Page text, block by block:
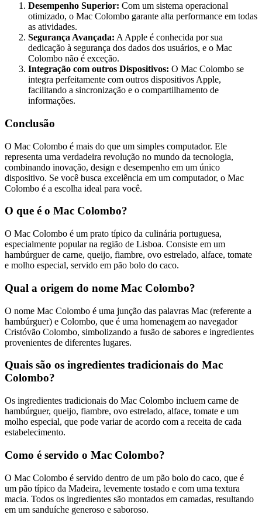
Desempenho Superior: Com um sistema operacional
otimizado, o Mac Colombo garante alta performance em todas
as atividades.
Segurança Avançada: A Apple é conhecida por sua
dedicação à segurança dos dados dos usuários, e o Mac
Colombo não é exceção.
Integração com outros Dispositivos: O Mac Colombo se
integra perfeitamente com outros dispositivos Apple,
facilitando a sincronização e o compartilhamento de
informações.
Conclusão
O Mac Colombo é mais do que um simples computador. Ele
representa uma verdadeira revolução no mundo da tecnologia,
combinando inovação, design e desempenho em um único
dispositivo. Se você busca excelência em um computador, o Mac
Colombo é a escolha ideal para você.
O que é o Mac Colombo?
O Mac Colombo é um prato típico da culinária portuguesa,
especialmente popular na região de Lisboa. Consiste em um
hambúrguer de carne, queijo, fiambre, ovo estrelado, alface, tomate
e molho especial, servido em pão bolo do caco.
Qual a origem do nome Mac Colombo?
O nome Mac Colombo é uma junção das palavras Mac (referente a
hambúrguer) e Colombo, que é uma homenagem ao navegador
Cristóvão Colombo, simbolizando a fusão de sabores e ingredientes
provenientes de diferentes lugares.
Quais são os ingredientes tradicionais do Mac
Colombo?
Os ingredientes tradicionais do Mac Colombo incluem carne de
hambúrguer, queijo, fiambre, ovo estrelado, alface, tomate e um
molho especial, que pode variar de acordo com a receita de cada
estabelecimento.
Como é servido o Mac Colombo?
O Mac Colombo é servido dentro de um pão bolo do caco, que é
um pão típico da Madeira, levemente tostado e com uma textura
macia. Todos os ingredientes são montados em camadas, resultando
em um sanduíche generoso e saboroso.